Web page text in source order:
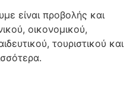
είναι προβολής και
οικονομικού,
τουριστικού και